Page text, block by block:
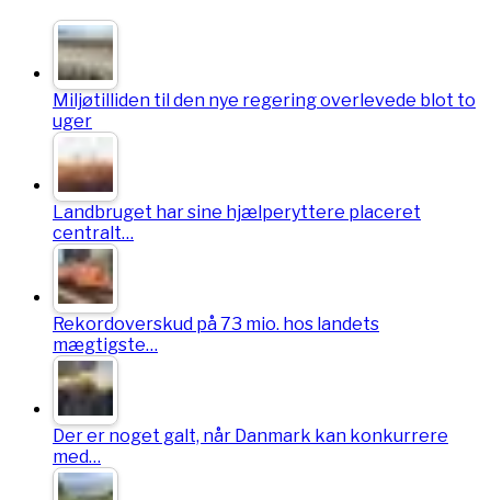
Miljøtilliden til den nye regering overlevede blot to
uger
Landbruget har sine hjælperyttere placeret
centralt…
Rekordoverskud på 73 mio. hos landets
mægtigste…
Der er noget galt, når Danmark kan konkurrere
med…